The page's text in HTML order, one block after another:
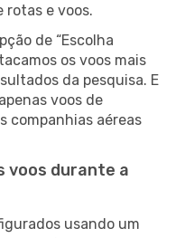
rotas e voos.
de “Escolha
os voos mais
da pesquisa. E
voos de
companhias aéreas
voos durante a
usando um